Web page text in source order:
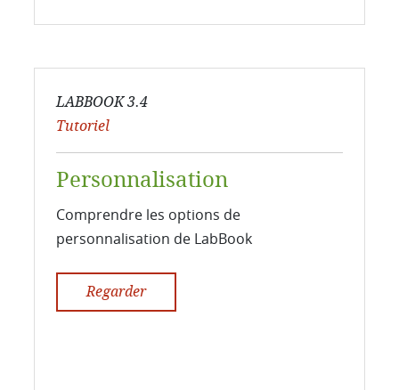
LABBOOK 3.4
Tutoriel
Personnalisation
Comprendre les options de
personnalisation de LabBook
Regarder